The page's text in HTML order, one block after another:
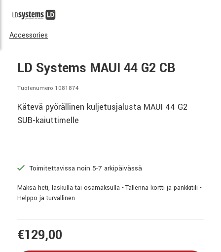
Accessories
LD Systems MAUI 44 G2 CB
Tuotenumero 1081874
Kätevä pyörällinen kuljetusjalusta MAUI 44 G2
SUB-kaiuttimelle
Toimitettavissa noin 5-7 arkipäivässä
Maksa heti, laskulla tai osamaksulla - Tallenna kortti ja pankkitili -
Helppo ja turvallinen
€129,00